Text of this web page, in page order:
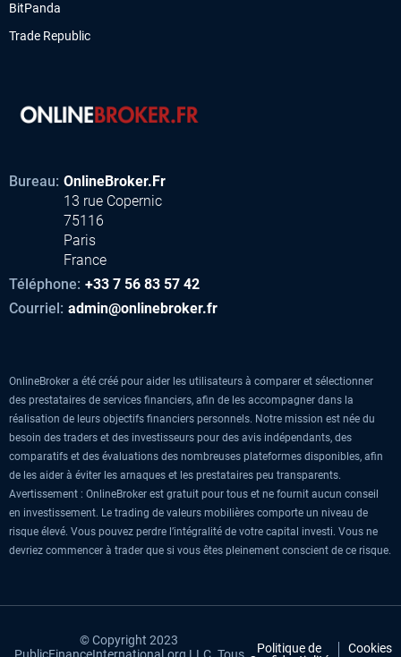
BitPanda
Trade Republic
Bureau: OnlineBroker.Fr
13 rue Copernic
75116
Paris
France
Téléphone: +33 7 56 83 57 42
Courriel: admin@onlinebroker.fr
OnlineBroker a été créé pour aider les utilisateurs à comparer et sélectionner
des prestataires de services financiers, afin de les accompagner dans la
réalisation de leurs objectifs financiers personnels. Notre mission est née du
besoin des traders et des investisseurs pour des avis indépendants, des
comparatifs et des évaluations des nombreuses plateformes disponibles, afin
de les aider à éviter les arnaques et les prestataires peu transparents.
Avertissement : OnlineBroker est gratuit pour tous et ne fournit aucun conseil
en investissement. Le trading de valeurs mobilières comporte un niveau de
risque élevé. Vous pouvez perdre l’intégralité de votre capital investi. Vous ne
devriez commencer à trader que si vous êtes pleinement conscient de ce risque.
© Copyright 2023
Politique de
Cookies